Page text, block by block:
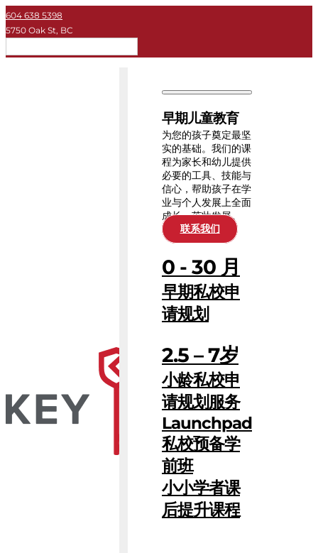
604 638 5398
5750 Oak St, BC
私立学校
大学
关于KEY
教育资源
早期儿童教育
为您的孩子奠定最坚
实的基础。我们的课
程为家长和幼儿提供
必要的工具、技能与
信心，帮助孩子在学
业与个人发展上全面
成长、茁壮发展。
联系我们
0 - 30 月
早期私校申
请规划
2.5 – 7岁
小龄私校申
请规划服务
Launchpad
私校预备学
前班
小小学者课
后提升课程